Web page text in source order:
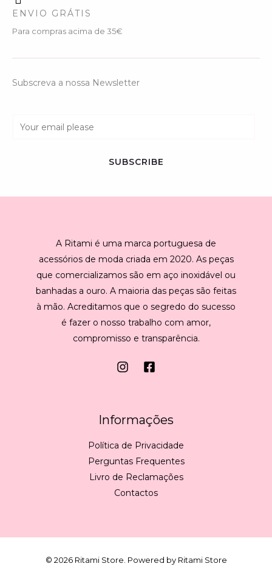
ENVIO GRÁTIS
Para compras acima de 35€
Subscreva a nossa Newsletter
SUBSCRIBE
A Ritami é uma marca portuguesa de
acessórios de moda criada em 2020. As peças
que comercializamos são em aço inoxidável ou
banhadas a ouro. A maioria das peças são feitas
à mão. Acreditamos que o segredo do sucesso
é fazer o nosso trabalho com amor,
compromisso e transparência.
Informações
Política de Privacidade
Perguntas Frequentes
Livro de Reclamações
Contactos
© 2026 Ritami Store. Powered by Ritami Store